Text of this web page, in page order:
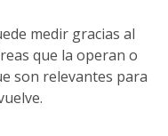
medir gracias al
que la operan o
son relevantes para